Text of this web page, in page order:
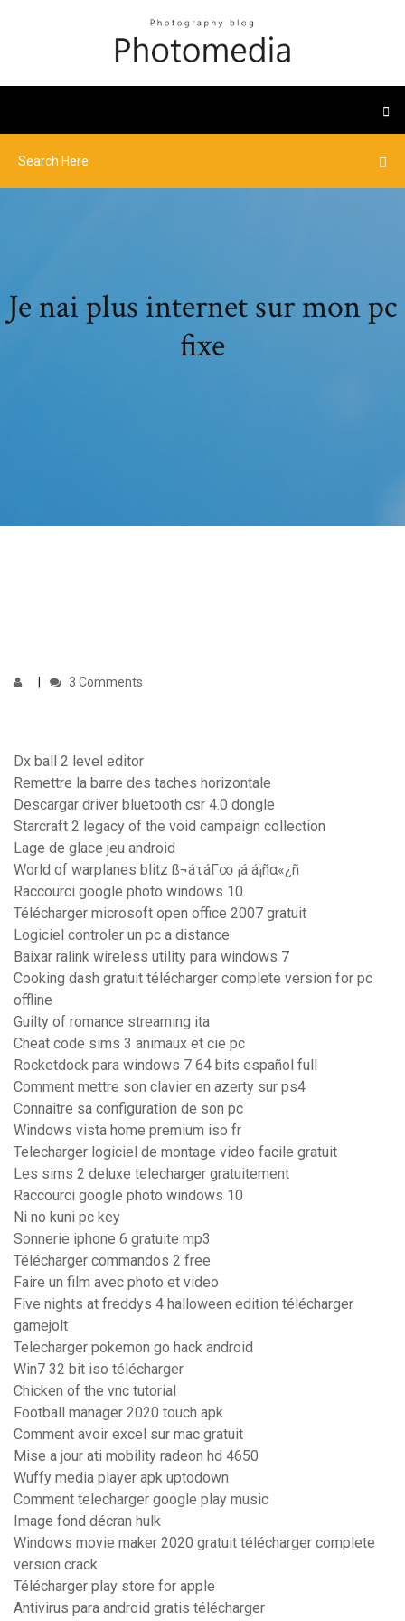
Je nai plus internet sur mon pc
fixe
3 Comments
Dx ball 2 level editor
Remettre la barre des taches horizontale
Descargar driver bluetooth csr 4.0 dongle
Starcraft 2 legacy of the void campaign collection
Lage de glace jeu android
World of warplanes blitz ß¬áτáΓ∞ ¡á á¡ñα«¿ñ
Raccourci google photo windows 10
Télécharger microsoft open office 2007 gratuit
Logiciel controler un pc a distance
Baixar ralink wireless utility para windows 7
Cooking dash gratuit télécharger complete version for pc
offline
Guilty of romance streaming ita
Cheat code sims 3 animaux et cie pc
Rocketdock para windows 7 64 bits español full
Comment mettre son clavier en azerty sur ps4
Connaitre sa configuration de son pc
Windows vista home premium iso fr
Telecharger logiciel de montage video facile gratuit
Les sims 2 deluxe telecharger gratuitement
Raccourci google photo windows 10
Ni no kuni pc key
Sonnerie iphone 6 gratuite mp3
Télécharger commandos 2 free
Faire un film avec photo et video
Five nights at freddys 4 halloween edition télécharger
gamejolt
Telecharger pokemon go hack android
Win7 32 bit iso télécharger
Chicken of the vnc tutorial
Football manager 2020 touch apk
Comment avoir excel sur mac gratuit
Mise a jour ati mobility radeon hd 4650
Wuffy media player apk uptodown
Comment telecharger google play music
Image fond décran hulk
Windows movie maker 2020 gratuit télécharger complete
version crack
Télécharger play store for apple
Antivirus para android gratis télécharger